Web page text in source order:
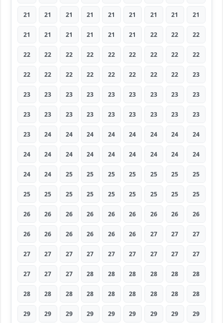
21 21 21 21 21 21 21 21 21
21 21 21 21 21 21 22 22 22
22 22 22 22 22 22 22 22 22
22 22 22 22 22 22 22 22 23
23 23 23 23 23 23 23 23 23
23 23 23 23 23 23 23 23 23
23 24 24 24 24 24 24 24 24
24 24 24 24 24 24 24 24 24
24 24 25 25 25 25 25 25 25
25 25 25 25 25 25 25 25 25
26 26 26 26 26 26 26 26 26
26 26 26 26 26 26 27 27 27
27 27 27 27 27 27 27 27 27
27 27 27 28 28 28 28 28 28
28 28 28 28 28 28 28 28 28
29 29 29 29 29 29 29 29 29